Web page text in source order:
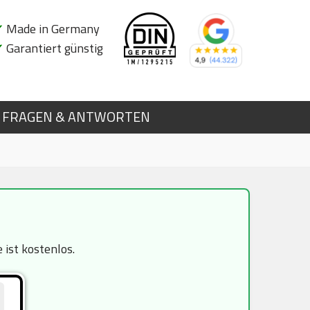
Made in Germany
Garantiert günstig
FRAGEN & ANTWORTEN
ist kostenlos.